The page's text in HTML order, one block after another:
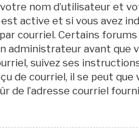
nom d’utilisateur et
active et si vous avez
courriel. Certains
administrateur avant que
suivez ses
de courriel, il se peut
de l’adresse courriel